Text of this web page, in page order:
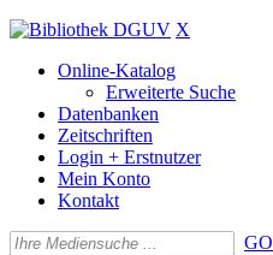
X
Online-Katalog
Erweiterte Suche
Datenbanken
Zeitschriften
Login + Erstnutzer
Mein Konto
Kontakt
GO